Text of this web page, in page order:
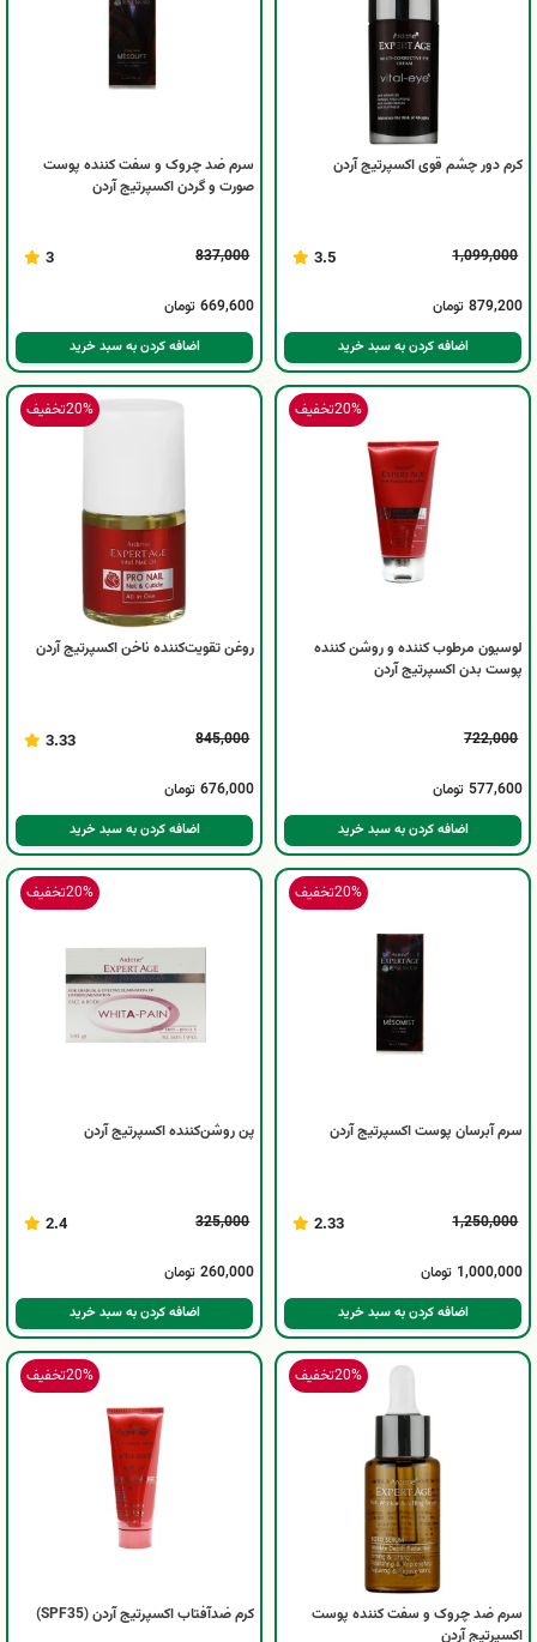
کرم دور چشم قوی اکسپرتیج آردن
1,099,000
3.5
879,200 تومان
اضافه کردن به سبد خرید
سرم ضد چروک و سفت کننده پوست
صورت و گردن اکسپرتیج آردن
837,000
3
669,600 تومان
اضافه کردن به سبد خرید
20%تخفیف
لوسیون مرطوب کننده و روشن کننده
پوست بدن اکسپرتیج آردن
722,000
577,600 تومان
اضافه کردن به سبد خرید
20%تخفیف
روغن تقویت‌کننده ناخن اکسپرتیج آردن
845,000
3.33
676,000 تومان
اضافه کردن به سبد خرید
20%تخفیف
سرم آبرسان پوست اکسپرتیج آردن
1,250,000
2.33
1,000,000 تومان
اضافه کردن به سبد خرید
20%تخفیف
پن روشن‌کننده اکسپرتیج آردن
325,000
2.4
260,000 تومان
اضافه کردن به سبد خرید
20%تخفیف
سرم ضد چروک و سفت کننده پوست
اکسپرتیج آردن
20%تخفیف
کرم ضدآفتاب اکسپرتیج آردن (SPF35)